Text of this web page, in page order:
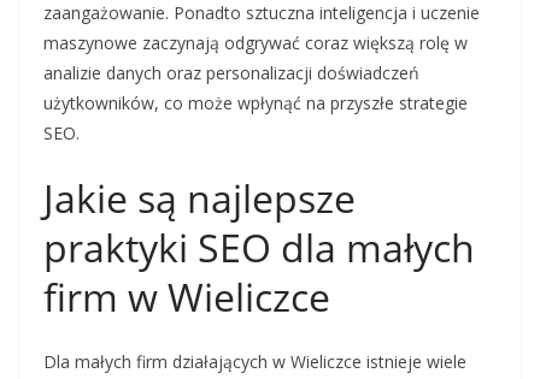
zaangażowanie. Ponadto sztuczna inteligencja i uczenie
maszynowe zaczynają odgrywać coraz większą rolę w
analizie danych oraz personalizacji doświadczeń
użytkowników, co może wpłynąć na przyszłe strategie
SEO.
Jakie są najlepsze
praktyki SEO dla małych
firm w Wieliczce
Dla małych firm działających w Wieliczce istnieje wiele